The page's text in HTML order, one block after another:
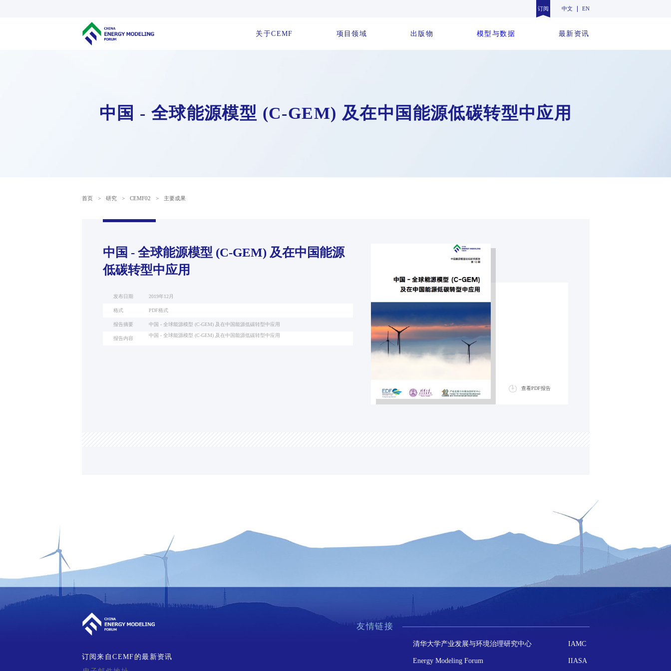
订阅 中文 EN
关于CEMF 项目领域 出版物 模型与数据 最新资讯
中国 - 全球能源模型 (C-GEM) 及在中国能源低碳转型中应用
首页 > 研究 > CEMF02 > 主要成果
中国 - 全球能源模型 (C-GEM) 及在中国能源
低碳转型中应用
发布日期 2019年12月
格式 PDF格式
报告摘要 中国 - 全球能源模型 (C-GEM) 及在中国能源低碳转型中应用
报告内容
中国 - 全球能源模型 (C-GEM) 及在中国能源低碳转型中应用
查看PDF报告
订阅来自CEMF的最新资讯
友情链接
清华大学产业发展与环境治理研究中心 IAMC
Energy Modeling Forum IIASA